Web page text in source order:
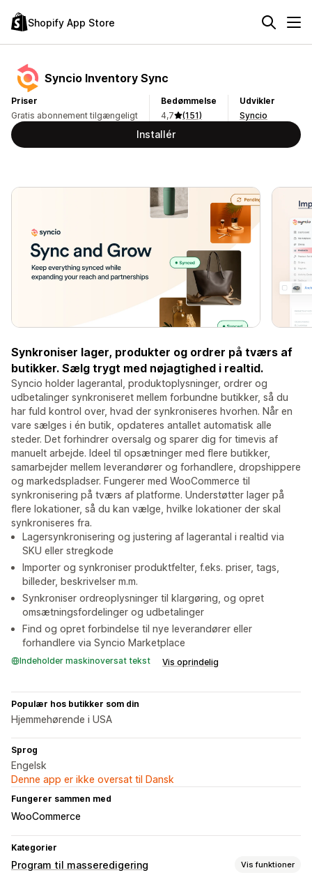
Shopify App Store
Syncio Inventory Sync
Priser
Gratis abonnement tilgængeligt
Bedømmelse
4,7
(151)
Udvikler
Syncio
Installér
Synkroniser lager, produkter og ordrer på tværs af
butikker. Sælg trygt med nøjagtighed i realtid.
Syncio holder lagerantal, produktoplysninger, ordrer og
udbetalinger synkroniseret mellem forbundne butikker, så du
har fuld kontrol over, hvad der synkroniseres hvorhen. Når en
vare sælges i én butik, opdateres antallet automatisk alle
steder. Det forhindrer oversalg og sparer dig for timevis af
manuelt arbejde. Ideel til opsætninger med flere butikker,
samarbejder mellem leverandører og forhandlere, dropshippere
og markedspladser. Fungerer med WooCommerce til
synkronisering på tværs af platforme. Understøtter lager på
flere lokationer, så du kan vælge, hvilke lokationer der skal
synkroniseres fra.
Lagersynkronisering og justering af lagerantal i realtid via
SKU eller stregkode
Importer og synkroniser produktfelter, f.eks. priser, tags,
billeder, beskrivelser m.m.
Synkroniser ordreoplysninger til klargøring, og opret
omsætningsfordelinger og udbetalinger
Find og opret forbindelse til nye leverandører eller
forhandlere via Syncio Marketplace
Indeholder maskinoversat tekst Vis oprindelig
Populær hos butikker som din
Hjemmehørende i USA
Sprog
Engelsk
Denne app er ikke oversat til Dansk
Fungerer sammen med
WooCommerce
Kategorier
Program til masseredigering Vis funktioner